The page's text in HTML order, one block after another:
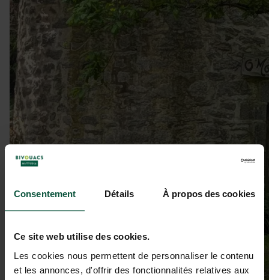
Consentement Détails À propos des cookies
Ce site web utilise des cookies.
Les cookies nous permettent de personnaliser le contenu
et les annonces, d'offrir des fonctionnalités relatives aux